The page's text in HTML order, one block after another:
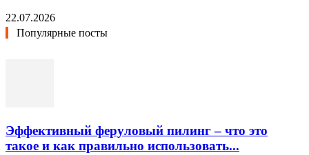
22.07.2026
Популярные посты
Эффективный феруловый пилинг – что это
такое и как правильно использовать...